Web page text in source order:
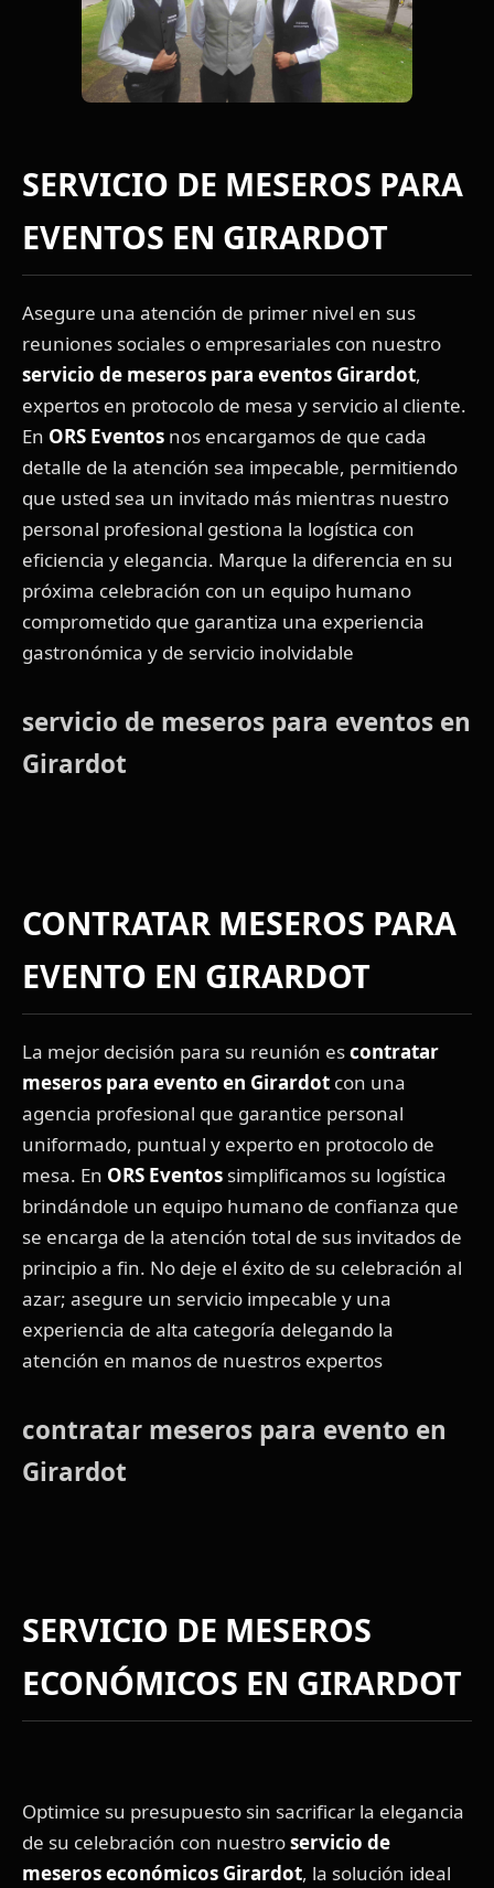
SERVICIO DE MESEROS PARA
EVENTOS EN GIRARDOT
Asegure una atención de primer nivel en sus
reuniones sociales o empresariales con nuestro
servicio de meseros para eventos Girardot,
expertos en protocolo de mesa y servicio al cliente.
En ORS Eventos nos encargamos de que cada
detalle de la atención sea impecable, permitiendo
que usted sea un invitado más mientras nuestro
personal profesional gestiona la logística con
eficiencia y elegancia. Marque la diferencia en su
próxima celebración con un equipo humano
comprometido que garantiza una experiencia
gastronómica y de servicio inolvidable
servicio de meseros para eventos en
Girardot
CONTRATAR MESEROS PARA
EVENTO EN GIRARDOT
La mejor decisión para su reunión escontratar
meseros para evento en Girardot con una
agencia profesional que garantice personal
uniformado, puntual y experto en protocolo de
mesa. En ORS Eventos simplificamos su logística
brindándole un equipo humano de confianza que
se encarga de la atención total de sus invitados de
principio a fin. No deje el éxito de su celebración al
azar; asegure un servicio impecable y una
experiencia de alta categoría delegando la
atención en manos de nuestros expertos
contratar meseros para evento en
Girardot
SERVICIO DE MESEROS
ECONÓMICOS EN GIRARDOT
Optimice su presupuesto sin sacrificar la elegancia
de su celebración con nuestroservicio de
meseros económicos Girardot, la solución ideal